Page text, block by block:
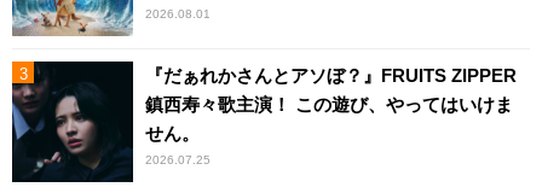
2026.08.01
『だぁれかさんとアソぼ？』FRUITS ZIPPER
鎮西寿々歌主演！ この遊び、やってはいけま
せん。
2026.07.25